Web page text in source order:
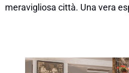
meravigliosa città. Una vera